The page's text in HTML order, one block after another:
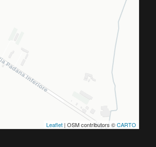
Leaflet | OSM contributors ©CARTO